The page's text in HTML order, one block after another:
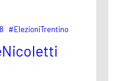
#ElezioniTrentino